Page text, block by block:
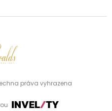
práva vyhrazena